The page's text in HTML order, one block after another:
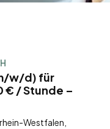
w/d) für
€ / Stunde –
Westfalen,